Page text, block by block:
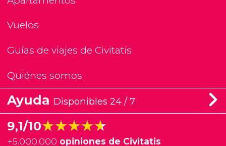
Vuelos
Guías de viajes de Civitatis
Quiénes somos
Ayuda Disponibles 24 / 7
9,1/10★★★★★
★★★★★
+5.000.000 opiniones de Civitatis